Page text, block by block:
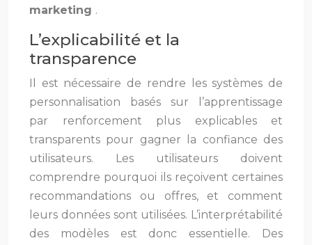
marketing .
L’explicabilité et la
transparence
Il est nécessaire de rendre les systèmes de
personnalisation basés sur l’apprentissage
par renforcement plus explicables et
transparents pour gagner la confiance des
utilisateurs. Les utilisateurs doivent
comprendre pourquoi ils reçoivent certaines
recommandations ou offres, et comment
leurs données sont utilisées. L’interprétabilité
des modèles est donc essentielle. Des